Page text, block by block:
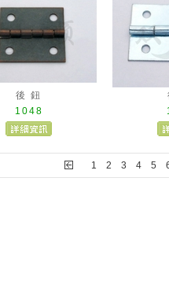
後 鈕
1048
1 2 3 4 5